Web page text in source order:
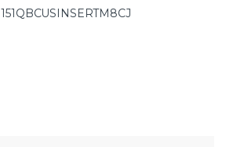
151QBCUSINSERTM8CJ